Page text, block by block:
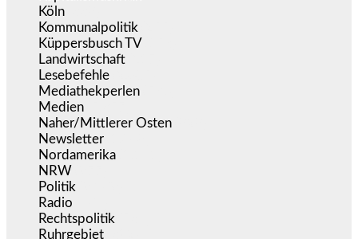
Köln
Kommunalpolitik
Küppersbusch TV
Landwirtschaft
Lesebefehle
Mediathekperlen
Medien
Naher/Mittlerer Osten
Newsletter
Nordamerika
NRW
Politik
Radio
Rechtspolitik
Ruhrgebiet